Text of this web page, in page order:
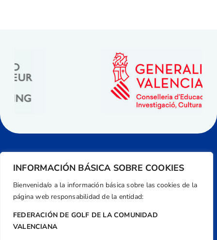
INFORMACIÓN BÁSICA SOBRE COOKIES
Bienvenida/o a la información básica sobre las cookies de la
página web responsabilidad de la entidad:
FEDERACIÓN DE GOLF DE LA COMUNIDAD
VALENCIANA